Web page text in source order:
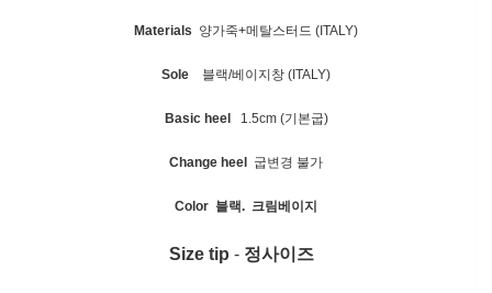
Materials 양가죽+메탈스터드 (ITALY)
Sole 블랙/베이지창 (ITALY)
Basic heel 1.5cm (기본굽)
Change heel 굽변경 불가
Color 블랙. 크림베이지
Size tip - 정사이즈